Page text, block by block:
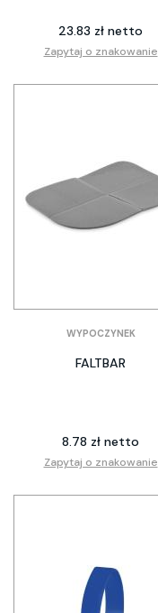
23.83 zł netto
Zapytaj o znakowanie
WYPOCZYNEK
FALTBAR
8.78 zł netto
Zapytaj o znakowanie